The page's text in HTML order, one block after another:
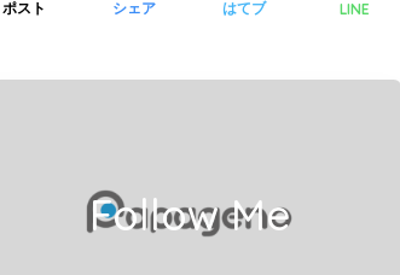
ポスト シェア はてブ LINE
Follow Me